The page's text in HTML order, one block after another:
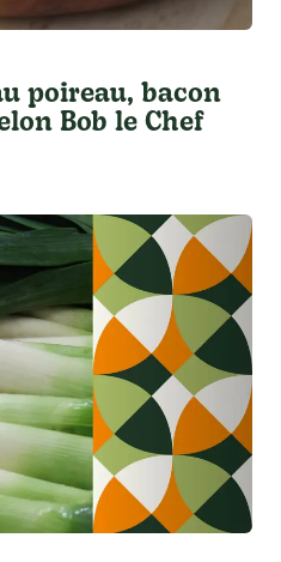
poireau, bacon
Bob le Chef